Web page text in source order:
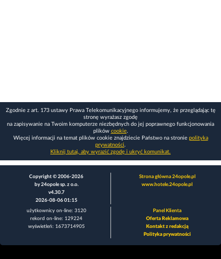
Zgodnie z art. 173 ustawy Prawa Telekomunikacyjnego informujemy, że przeglądając tę
stronę wyrażasz zgodę
na zapisywanie na Twoim komputerze niezbędnych do jej poprawnego funkcjonowania
plików cookie.
Więcej informacji na temat plików cookie znajdziecie Państwo na stronie polityka
prywatności.
Kliknij tutaj, aby wyrazić zgodę i ukryć komunikat.
Copyright © 2006-2026
by 24opole sp. z o.o.
v4.30.7
2026-08-06 01:15
Strona główna 24opole.pl
www.hotele.24opole.pl
użytkownicy on-line: 3120
rekord on-line: 129224
wyświetleń: 1673714905
Panel Klienta
Oferta Reklamowa
Kontakt z redakcją
Polityka prywatności